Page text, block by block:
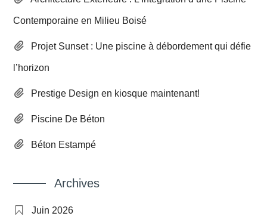
Contemporaine en Milieu Boisé
Projet Sunset : Une piscine à débordement qui défie
l’horizon
Prestige Design en kiosque maintenant!
Piscine De Béton
Béton Estampé
Archives
Juin 2026